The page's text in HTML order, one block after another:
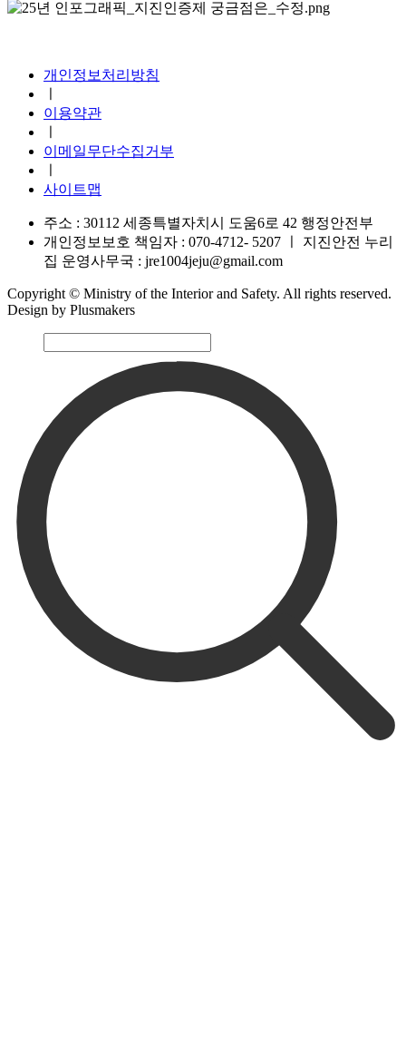
개인정보처리방침
이용약관
이메일무단수집거부
사이트맵
주소 : 30112 세종특별자치시 도움6로 42 행정안전부
개인정보보호 책임자 : 070-4712- 5207
지진안전 누리
집 운영사무국 : jre1004jeju@gmail.com
Copyright © Ministry of the Interior and Safety. All rights reserved.
Design by Plusmakers